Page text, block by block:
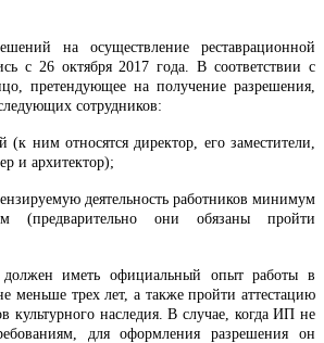
на осуществление реставрационной
с 26 октября 2017 года. В соответствии с
претендующее на получение разрешения,
сотрудников:
(к ним относятся директор, его заместители,
и архитектор);
деятельность работников минимум
(предварительно они обязаны пройти
иметь официальный опыт работы в
меньше трех лет, а также пройти аттестацию
культурного наследия. В случае, когда ИП не
для оформления разрешения он